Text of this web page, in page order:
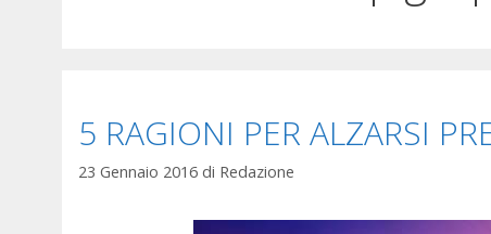
5 RAGIONI PER ALZARSI
23 Gennaio 2016 di Redazione